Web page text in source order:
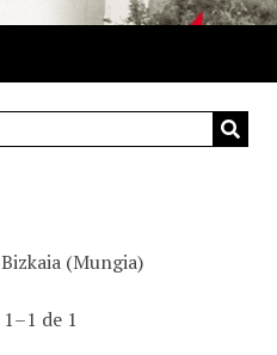
Bizkaia (Mungia)
1–1 de 1